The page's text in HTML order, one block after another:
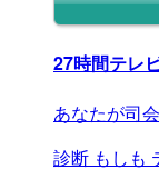
27時間テレ
あなたが司
診断 もしも